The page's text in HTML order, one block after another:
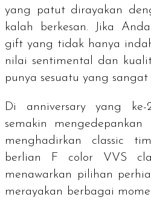
yang patut dirayakan
kalah berkesan. Jika
gift yang tidak hanya
nilai sentimental dan
punya sesuatu yang sangat
Di anniversary yang
semakin
menghadirkan classic
berlian F color VVS
menawarkan pilihan
merayakan berbagai